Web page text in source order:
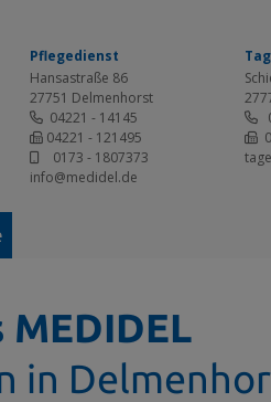
Pflegedienst
Hansastraße 86
27751 Delmenhorst
04221 - 14145
04221 - 121495
0173 - 1807373
info@medidel.de
in